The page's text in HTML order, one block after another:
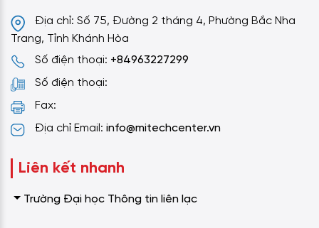
Địa chỉ: Số 75, Đường 2 tháng 4, Phường Bắc Nha
Trang, Tỉnh Khánh Hòa
Số điện thoại: +84963227299
Số điện thoại:
Fax:
Địa chỉ Email: info@mitechcenter.vn
Liên kết nhanh
Trường Đại học Thông tin liên lạc